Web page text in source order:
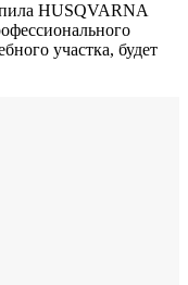
HUSQVARNA
участка, будет